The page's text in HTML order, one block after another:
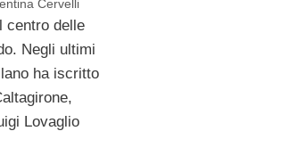
Cervelli
centro delle
Negli ultimi
ha iscritto
Lovaglio